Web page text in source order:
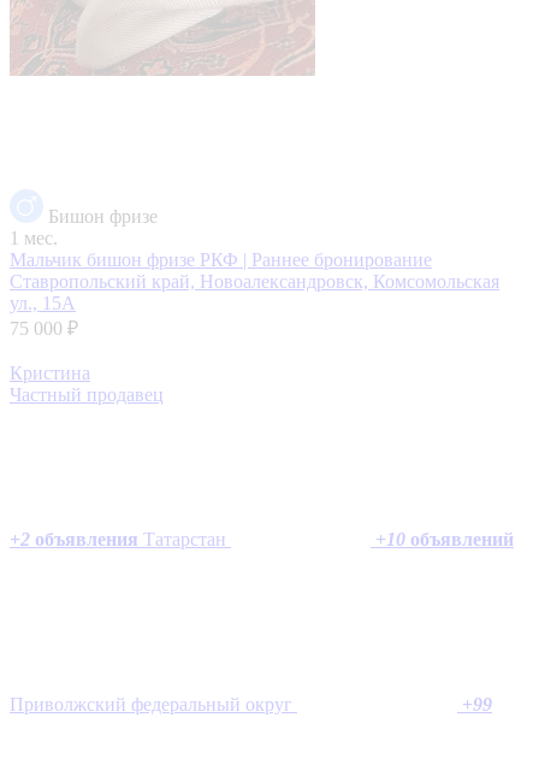
Бишон фризе
1 мес.
Мальчик бишон фризе РКФ | Раннее бронирование
Ставропольский край, Новоалександровск, Комсомольская
ул., 15А
75 000 ₽
Кристина
Частный продавец
+2 объявления Татарстан +10 объявлений
Приволжский федеральный округ +99